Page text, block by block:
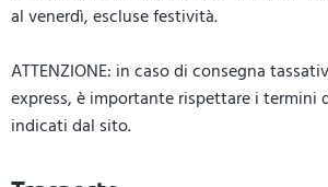
al venerdì, escluse festività.
ATTENZIONE: in caso di consegna
express, è importante rispettare i termini
indicati dal sito.